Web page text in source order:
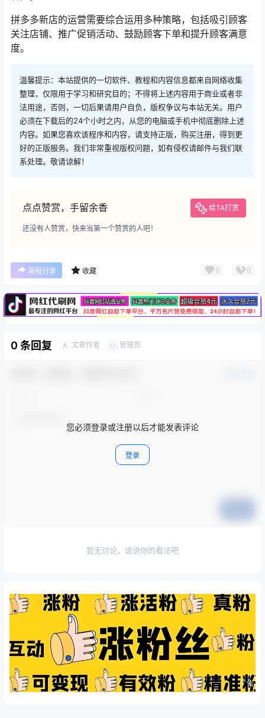
拼多多新店的运营需要综合运用多种策略，包括吸引顾客
关注店铺、推广促销活动、鼓励顾客下单和提升顾客满意
度。
温馨提示：本站提供的一切软件、教程和内容信息都来自网络收集
整理，仅限用于学习和研究目的；不得将上述内容用于商业或者非
法用途，否则，一切后果请用户自负，版权争议与本站无关。用户
必须在下载后的24个小时之内，从您的电脑或手机中彻底删除上述
内容。如果您喜欢该程序和内容，请支持正版，购买注册，得到更
好的正版服务。我们非常重视版权问题，如有侵权请邮件与我们联
系处理。敬请谅解！
点点赞赏，手留余香 给TA打赏
还没有人赞赏，快来当第一个赞赏的人吧！
海报分享 收藏 0 0
广告
0 条回复 A 文章作者 M 管理员
您必须登录或注册以后才能发表评论
登录
暂无讨论，说说你的看法吧
广告